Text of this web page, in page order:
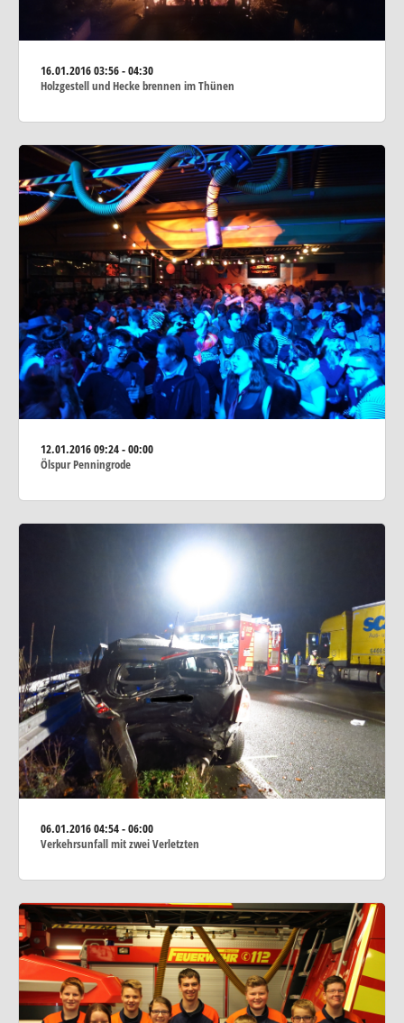
16.01.201603:56 - 04:30
Holzgestell und Hecke brennen im Thünen
12.01.201609:24 - 00:00
Ölspur Penningrode
06.01.201604:54 - 06:00
Verkehrsunfall mit zwei Verletzten